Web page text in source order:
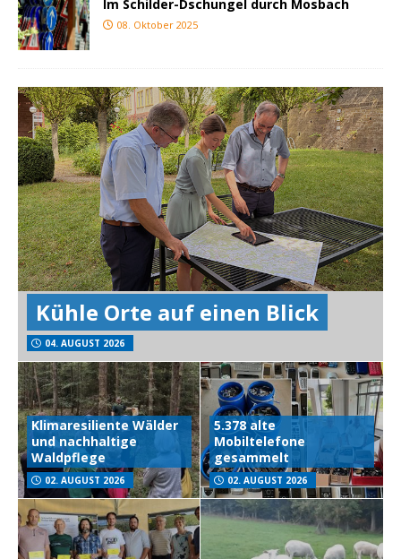
Im Schilder-Dschungel durch Mosbach
08. Oktober 2025
Kühle Orte auf einen Blick
04. AUGUST 2026
Klimaresiliente Wälder
und nachhaltige
Waldpflege
02. AUGUST 2026
5.378 alte
Mobiltelefone
gesammelt
02. AUGUST 2026